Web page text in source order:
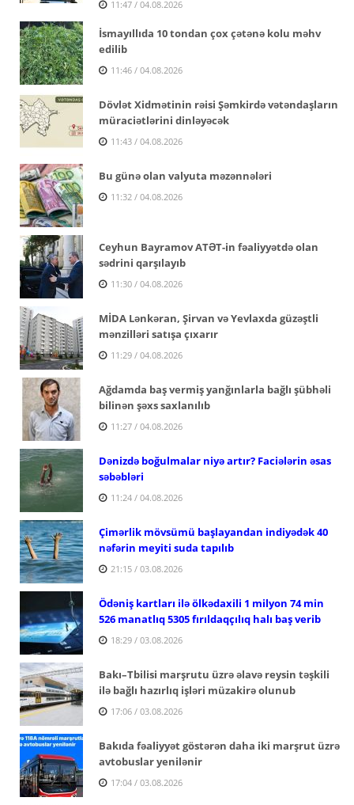
11:47 / 04.08.2026
İsmayıllıda 10 tondan çox çətənə kolu məhv
edilib
11:46 / 04.08.2026
Dövlət Xidmətinin rəisi Şəmkirdə vətəndaşların
müraciətlərini dinləyəcək
11:43 / 04.08.2026
Bu günə olan valyuta məzənnələri
11:32 / 04.08.2026
Ceyhun Bayramov ATƏT-in fəaliyyətdə olan
sədrini qarşılayıb
11:30 / 04.08.2026
MİDA Lənkəran, Şirvan və Yevlaxda güzəştli
mənzilləri satışa çıxarır
11:29 / 04.08.2026
Ağdamda baş vermiş yanğınlarla bağlı şübhəli
bilinən şəxs saxlanılıb
11:27 / 04.08.2026
Dənizdə boğulmalar niyə artır? Faciələrin əsas
səbəbləri
11:24 / 04.08.2026
Çimərlik mövsümü başlayandan indiyədək 40
nəfərin meyiti suda tapılıb
21:15 / 03.08.2026
Ödəniş kartları ilə ölkədaxili 1 milyon 74 min
526 manatlıq 5305 fırıldaqçılıq halı baş verib
18:29 / 03.08.2026
Bakı–Tbilisi marşrutu üzrə əlavə reysin təşkili
ilə bağlı hazırlıq işləri müzakirə olunub
17:06 / 03.08.2026
Bakıda fəaliyyət göstərən daha iki marşrut üzrə
avtobuslar yenilənir
17:04 / 03.08.2026